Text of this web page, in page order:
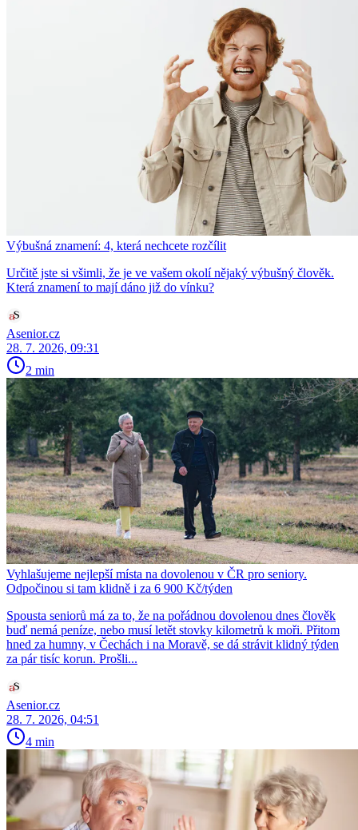
Výbušná znamení: 4, která nechcete rozčílit
Určitě jste si všimli, že je ve vašem okolí nějaký výbušný člověk.
Která znamení to mají dáno již do vínku?
Asenior.cz
28. 7. 2026, 09:31
2 min
Vyhlašujeme nejlepší místa na dovolenou v ČR pro seniory.
Odpočinou si tam klidně i za 6 900 Kč/týden
Spousta seniorů má za to, že na pořádnou dovolenou dnes člověk
buď nemá peníze, nebo musí letět stovky kilometrů k moři. Přitom
hned za humny, v Čechách i na Moravě, se dá strávit klidný týden
za pár tisíc korun. Prošli...
Asenior.cz
28. 7. 2026, 04:51
4 min